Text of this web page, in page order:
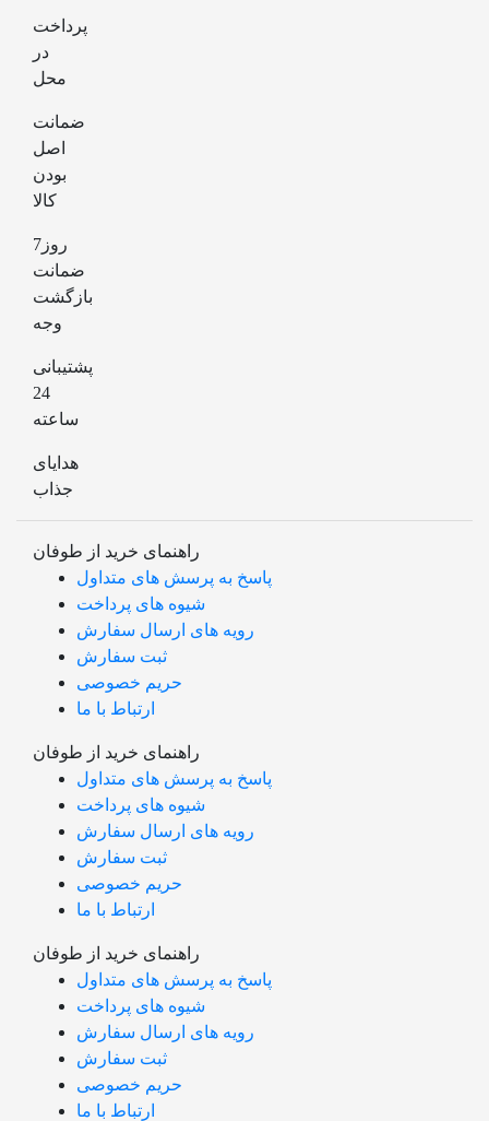
پرداخت
در
محل
ضمانت
اصل
بودن
کالا
7روز
ضمانت
بازگشت
وجه
پشتیبانی
24
ساعته
هدایای
جذاب
راهنمای خرید از طوفان
پاسخ به پرسش های متداول
شیوه های پرداخت
رویه های ارسال سفارش
ثبت سفارش
حریم خصوصی
ارتباط با ما
راهنمای خرید از طوفان
پاسخ به پرسش های متداول
شیوه های پرداخت
رویه های ارسال سفارش
ثبت سفارش
حریم خصوصی
ارتباط با ما
راهنمای خرید از طوفان
پاسخ به پرسش های متداول
شیوه های پرداخت
رویه های ارسال سفارش
ثبت سفارش
حریم خصوصی
ارتباط با ما